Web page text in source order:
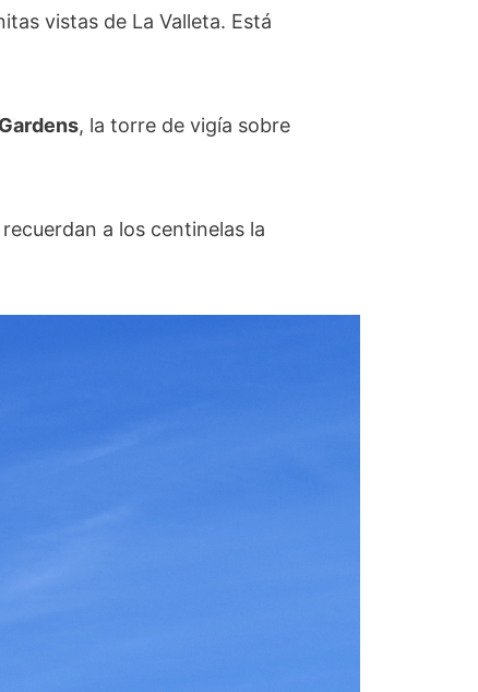
vistas de La Valleta. Está
, la torre de vigía sobre
recuerdan a los centinelas la